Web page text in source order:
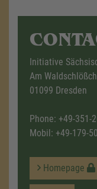
Initiative
Am
01099 Dresden
Phone: +49-351-
Mobil: +49-179-
Homepage